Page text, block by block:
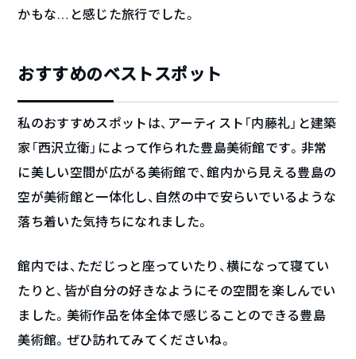
かもな…と感じた旅行でした。
おすすめのベストスポット
私のおすすめスポットは、アーティスト「内藤礼」と建築
家「西沢立衛」によって作られた豊島美術館です。非常
に美しい空間が広がる美術館で、館内から見える豊島の
空が美術館と一体化し、自然の中で安らいでいるような
落ち着いた気持ちになれました。
館内では、ただじっと座っていたり、横になって寝てい
たりと、皆が自分の好きなようにその空間を楽しんでい
ました。美術作品を体全体で感じることのできる豊島
美術館。ぜひ訪れてみてくださいね。